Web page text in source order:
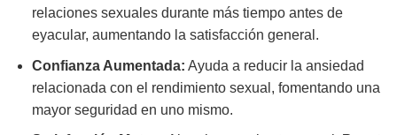
relaciones sexuales durante más tiempo antes de
eyacular, aumentando la satisfacción general.
Confianza Aumentada: Ayuda a reducir la ansiedad
relacionada con el rendimiento sexual, fomentando una
mayor seguridad en uno mismo.